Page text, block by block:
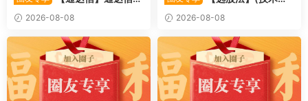
〖萧啸双通道〗主图指标 研判
股价运行通道、捕捉短线买卖
时机 源码
2026-08-08
强势个股选股法操作理念、策
略与工具（上下）视频课程 共
2个视频
2026-08-08